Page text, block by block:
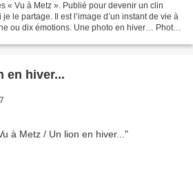
« Vu à Metz ». Publié pour devenir un clin
le partage. Il est l’image d’un instant de vie à
ou dix émotions. Une photo en hiver… Photo
en hiver...